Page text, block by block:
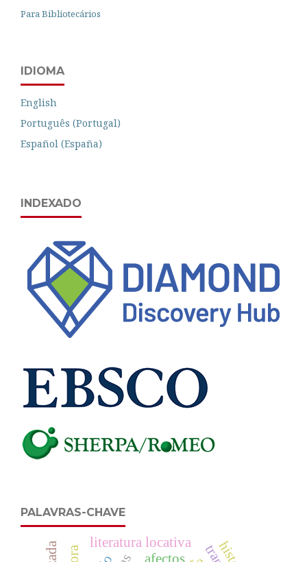
Para Bibliotecários
IDIOMA
English
Português (Portugal)
Español (España)
INDEXADO
PALAVRAS-CHAVE
literatura locativa
afectos